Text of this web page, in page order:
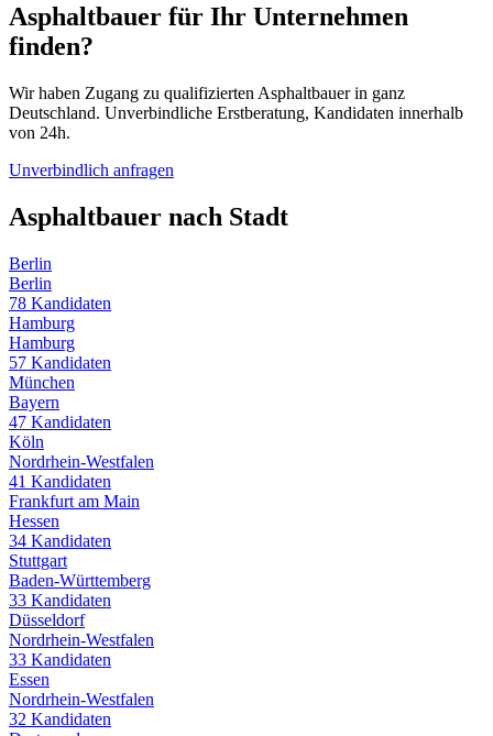
Asphaltbauer für Ihr Unternehmen
finden?
Wir haben Zugang zu qualifizierten Asphaltbauerin ganz
Deutschland. Unverbindliche Erstberatung, Kandidaten innerhalb
von 24h.
Unverbindlich anfragen
Asphaltbauer nach Stadt
Berlin
Berlin
78 Kandidaten
Hamburg
Hamburg
57 Kandidaten
München
Bayern
47 Kandidaten
Köln
Nordrhein-Westfalen
41 Kandidaten
Frankfurt am Main
Hessen
34 Kandidaten
Stuttgart
Baden-Württemberg
33 Kandidaten
Düsseldorf
Nordrhein-Westfalen
33 Kandidaten
Essen
Nordrhein-Westfalen
32 Kandidaten